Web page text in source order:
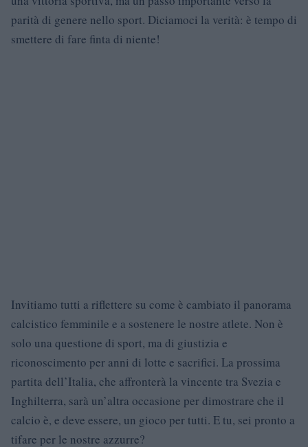
parità di genere nello sport. Diciamoci la verità: è tempo di
smettere di fare finta di niente!
Invitiamo tutti a riflettere su come è cambiato il panorama
calcistico femminile e a sostenere le nostre atlete. Non è
solo una questione di sport, ma di giustizia e
riconoscimento per anni di lotte e sacrifici. La prossima
partita dell’Italia, che affronterà la vincente tra Svezia e
Inghilterra, sarà un’altra occasione per dimostrare che il
calcio è, e deve essere, un gioco per tutti. E tu, sei pronto a
tifare per le nostre azzurre?